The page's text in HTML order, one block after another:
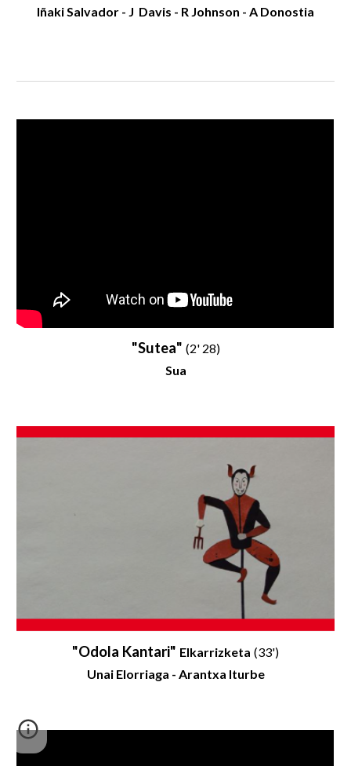
Iñaki Salvador - J Davis - R Johnson - A Donostia
"Sutea" (2' 28)
Sua
"Odola Kantari" Elkarrizketa (33')
Unai Elorriaga - Arantxa Iturbe